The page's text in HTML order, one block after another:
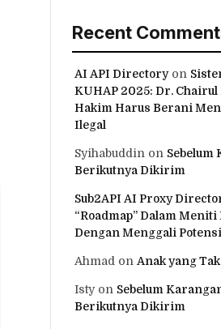
Recent
AI API Directoryon
KUHAP 2025: Dr. Chairul
Hakim Harus Berani
Ilegal
Syihabuddin on Sebelum
Berikutnya Dikirim
Sub2API AI Proxy
“Roadmap” Dalam
Dengan Menggali
Ahmad on Anak yang
Istyon Sebelum
Berikutnya Dikirim